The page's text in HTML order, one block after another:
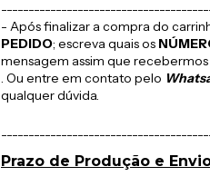
- Após finalizar a compra do
PEDIDO; escreva quais os
mensagem assim que
. Ou entre em contato pelo
qualquer dúvida.
Prazo de Produção e